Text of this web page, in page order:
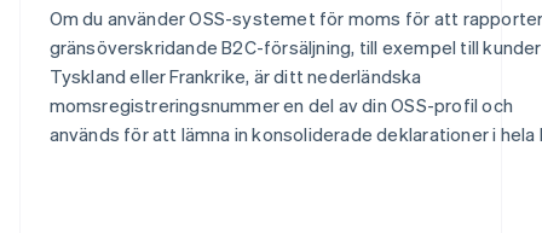
Om du använder OSS-systemet för moms för att
gränsöverskridande B2C-försäljning, till exempel till
Tyskland eller Frankrike, är ditt nederländska
momsregistreringsnummer en del av din OSS-profil och
används för att lämna in konsoliderade deklarationer i hela